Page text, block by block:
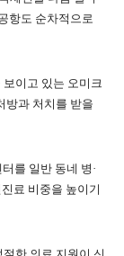
항도 순차적으로
이고 있는 오미크
방과 처치를 받을
를 일반 동네 병·
료 비중을 높이기